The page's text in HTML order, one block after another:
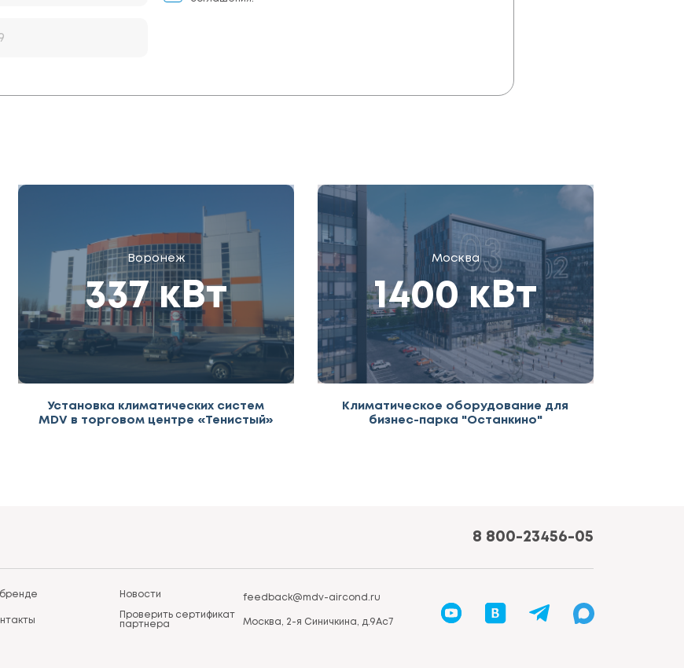
Воронеж
337 кВт
Установка климатических систем
MDV в торговом центре «Тенистый»
Москва
1400 кВт
Климатическое оборудование для
бизнес-парка "Останкино"
8 800-23456-05
Новости
Проверить сертификат
партнера
feedback@mdv-aircond.ru
Москва, 2-я Синичкина, д.9Ас7